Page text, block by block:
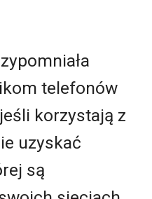
telefonów
korzystają z
uzyskać
są